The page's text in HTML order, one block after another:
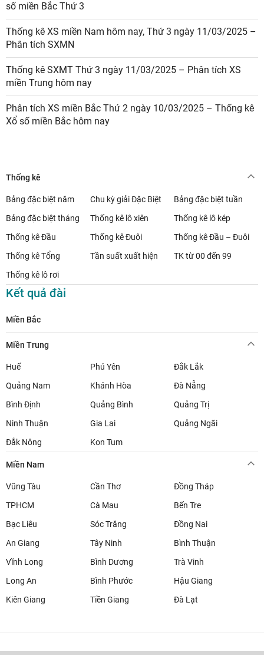
số miền Bắc Thứ 3
Thống kê XS miền Nam hôm nay, Thứ 3 ngày 11/03/2025 –
Phân tích SXMN
Thống kê SXMT Thứ 3 ngày 11/03/2025 – Phân tích XS
miền Trung hôm nay
Phân tích XS miền Bắc Thứ 2 ngày 10/03/2025 – Thống kê
Xổ số miền Bắc hôm nay
Thống kê
Bảng đặc biệt năm Chu kỳ giải Đặc Biệt
Bảng đặc biệt tuần
Bảng đặc biệt tháng
Thống kê lô xiên
Thống kê lô kép
Thống kê Đầu
Thống kê Đuôi
Thống kê Đầu – Đuôi
Thống kê Tổng
Tần suất xuất hiện
TK từ 00 đến 99
Thống kê lô rơi
Kết quả đài
Miền Bắc
Miền Trung
Huế Phú Yên
Đắk Lắk
Quảng Nam
Khánh Hòa
Đà Nẵng
Bình Định
Quảng Bình
Quảng Trị
Ninh Thuận
Gia Lai
Quảng Ngãi
Đắk Nông
Kon Tum
Miền Nam
Vũng Tàu Cần Thơ
Đồng Tháp
TPHCM
Cà Mau
Bến Tre
Bạc Liêu
Sóc Trăng
Đồng Nai
An Giang
Tây Ninh
Bình Thuận
Vĩnh Long
Bình Dương
Trà Vinh
Long An
Bình Phước
Hậu Giang
Kiên Giang
Tiền Giang Đà Lạt